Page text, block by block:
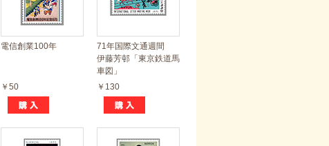
電信創業100年
￥50
71年国際文通週間
伊藤芳邨「東京鉄道馬
車図」
￥130